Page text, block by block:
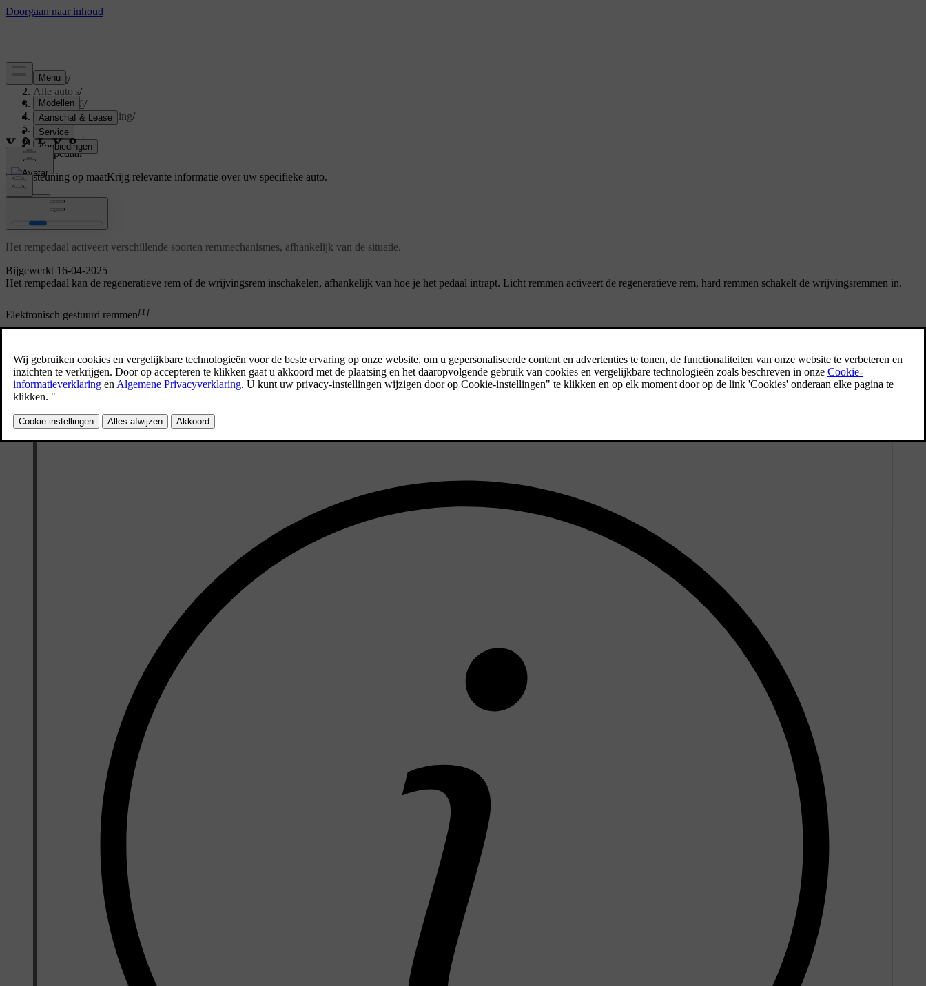
Support/
Alle auto's/
EX40 2026/
Gebruikershandleiding/
Driving/
Remmen/
Rempedaal
Ondersteuning op maatKrijg relevante informatie over uw specifieke auto.
Bijgewerkt 16-04-2025
Rempedaal
Het rempedaal activeert verschillende soorten remmechanismes, afhankelijk van de situatie.
Het rempedaal kan de regeneratieve rem of de wrijvingsrem inschakelen, afhankelijk van hoe je het pedaal intrapt. Licht remmen activeert de regeneratieve rem, hard remmen schakelt de wrijvingsremmen in.
Elektronisch gestuurd remmen[1]
Antiblokkeerremsysteem [2]
De ABS van de auto voorkomt dat de wielen blokkeren als je hard remt. Dit verbetert de remprestaties en wendbaarheid, en helpt bij het stabiliseren van de auto.